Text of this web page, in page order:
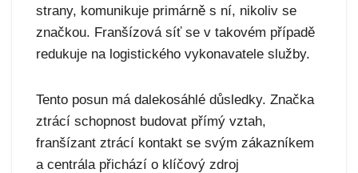
strany, komunikuje primárně s ní, nikoliv se
značkou. Franšízová síť se v takovém případě
redukuje na logistického vykonavatele služby.
Tento posun má dalekosáhlé důsledky. Značka
ztrácí schopnost budovat přímý vztah,
franšízant ztrácí kontakt se svým zákazníkem
a centrála přichází o klíčový zdroj